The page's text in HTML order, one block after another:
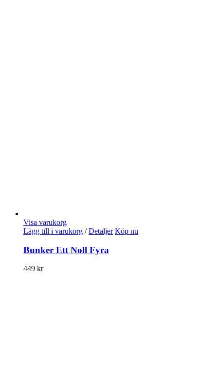
Visa varukorg
Lägg till i varukorg / Detaljer Köp nu
Bunker Ett Noll Fyra
449 kr